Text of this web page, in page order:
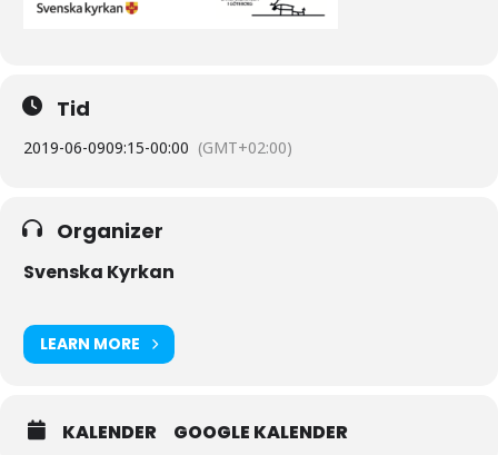
Tid
2019-06-0909:15-00:00 (GMT+02:00)
Organizer
Svenska Kyrkan
LEARN MORE
KALENDER GOOGLE KALENDER